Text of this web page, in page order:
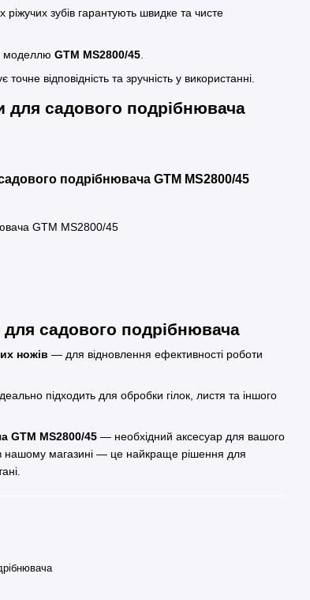
ріжучих зубів гарантують швидке та чисте
моделлю GTM MS2800/45
відповідність та зручність у використанні.
для садового подрібнювача
подрібнювача GTM MS2800/45
GTM MS2800/45
садового подрібнювача
ножів — для відновлення ефективності роботи
підходить для обробки гілок, листя та іншого
GTM MS2800/45 — необхідний аксесуар для вашого
нашому магазині — це найкраще рішення для